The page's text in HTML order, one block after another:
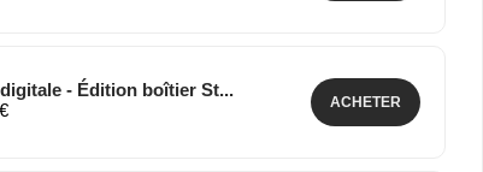
- Édition boîtier St...
ACHETER